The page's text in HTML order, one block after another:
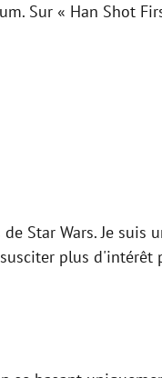
Sur « Han Shot
Star Wars. Je suis
plus